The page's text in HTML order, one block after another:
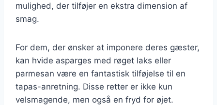
mulighed, der tilføjer en ekstra dimension af
smag.
For dem, der ønsker at imponere deres gæster,
kan hvide asparges med røget laks eller
parmesan være en fantastisk tilføjelse til en
tapas-anretning. Disse retter er ikke kun
velsmagende, men også en fryd for øjet.